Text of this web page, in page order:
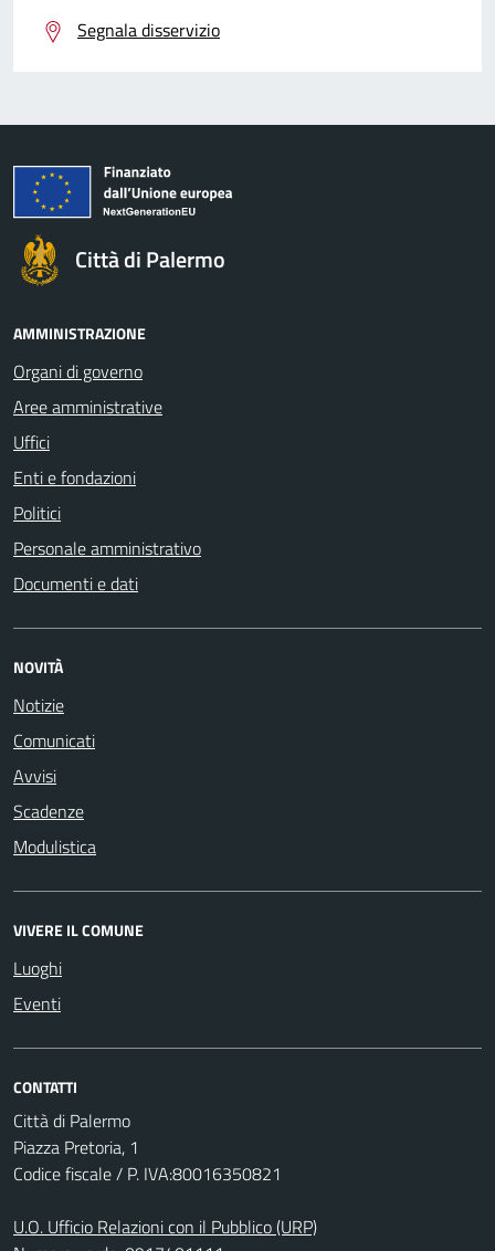
Segnala disservizio
Città di Palermo
AMMINISTRAZIONE
Organi di governo
Aree amministrative
Uffici
Enti e fondazioni
Politici
Personale amministrativo
Documenti e dati
NOVITÀ
Notizie
Comunicati
Avvisi
Scadenze
Modulistica
VIVERE IL COMUNE
Luoghi
Eventi
CONTATTI
Città di Palermo
Piazza Pretoria, 1
Codice fiscale / P. IVA:80016350821
U.O. Ufficio Relazioni con il Pubblico (URP)